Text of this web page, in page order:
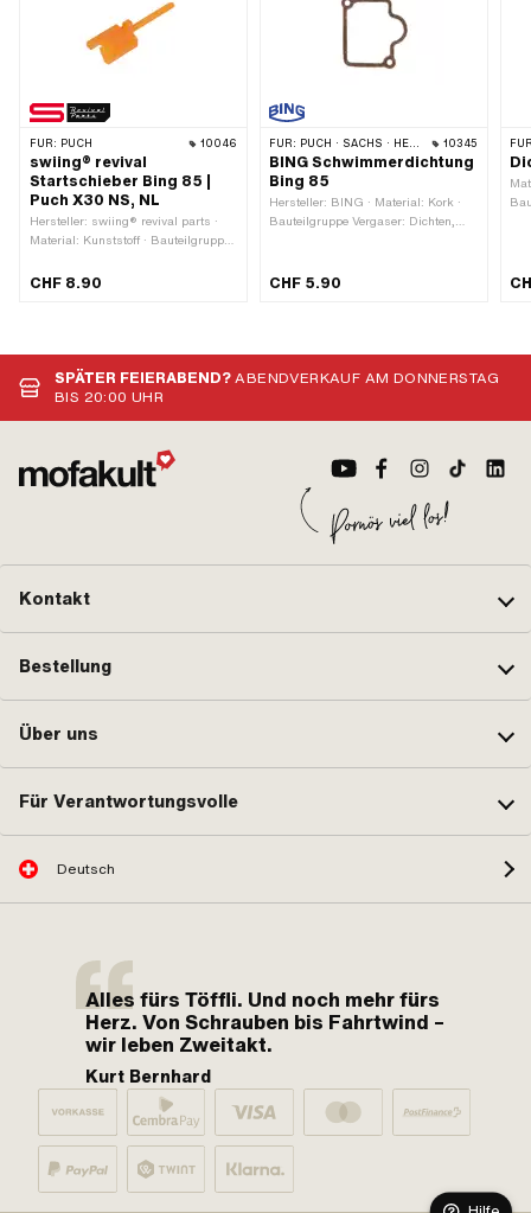
FÜR: PUCH 10046
swiing® revival
Startschieber Bing 85 |
Puch X30 NS, NL
Hersteller: swiing® revival parts ·
Material: Kunststoff · Bauteilgruppe
Vergasertyp: 85 · Chokebetätigung:
CHF 8.90
FÜR: PUCH · SACHS · HERCULES · KTM · BATAVUS 10345
BING Schwimmerdichtung
Bing 85
Hersteller: BING · Material: Kork ·
Bauteilgruppe Vergaser: Dichten,
CHF 5.90
SPÄTER FEIERABEND?ABENDVERKAUF AM DONNERSTAG
BIS 20:00 UHR
Kontakt
Bestellung
Über uns
Für Verantwortungsvolle
Deutsch
Alles fürs Töffli. Und noch mehr fürs
Herz. Von Schrauben bis Fahrtwind –
wir leben Zweitakt.
Kurt Bernhard